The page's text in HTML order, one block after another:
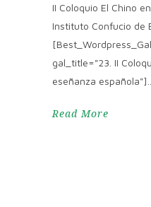
II Coloquio El Chino
Instituto Confucio de
gal_title="23. II
eseñanza española"]
Read More